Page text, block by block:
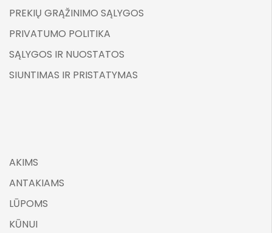
PREKIŲ GRĄŽINIMO SĄLYGOS
PRIVATUMO POLITIKA
SĄLYGOS IR NUOSTATOS
SIUNTIMAS IR PRISTATYMAS
AKIMS
ANTAKIAMS
LŪPOMS
KŪNUI